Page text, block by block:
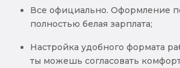
Все официально. Оформление
полностью белая зарплата;
Настройка удобного формата
ты можешь согласовать